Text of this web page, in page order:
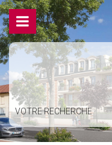
VOTRE RECHERCHE